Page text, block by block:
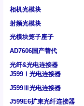
相机光模块
射频光模块
光模块笼子座子
AD7606国产替代
光纤&光电连接器
J599Ⅰ光电连接器
J599Ⅲ光电连接器
J599E6扩束光纤连接器